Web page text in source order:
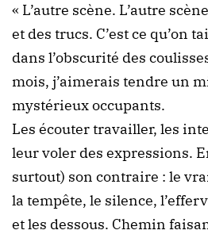
« L’autre scène. L’autre
et des trucs. C’est ce qu’on
dans l’obscurité des
mois, j’aimerais tendre un
mystérieux occupants.
Les écouter travailler, les
leur voler des expressions.
surtout) son contraire : le
la tempête, le silence,
et les dessous. Chemin